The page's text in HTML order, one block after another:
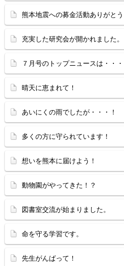
熊本地震への募金活動ありがと
充実した研究会が開かれました。
７月号のトップニュースは・・・
晴天に恵まれて！
あいにくの雨でしたが・・・！
多くの方に守られています！
想いを熊本に届けよう！
動物園がやってきた！？
図書室交流が始まりました。
命を守る学習です。
先生がんばって！